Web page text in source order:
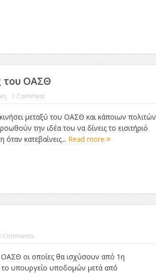
του ΟΑΣΘ
1 Comment
μεταξύ του ΟΑΣΘ και κάποιων πολιτών
την ιδέα του να δίνεις το εισιτήριό
κατεβαίνεις... Read more
Comments
ΟΑΣΘ οι οποίες θα ισχύσουν από 1η
το υπουργείο υποδομών μετά από